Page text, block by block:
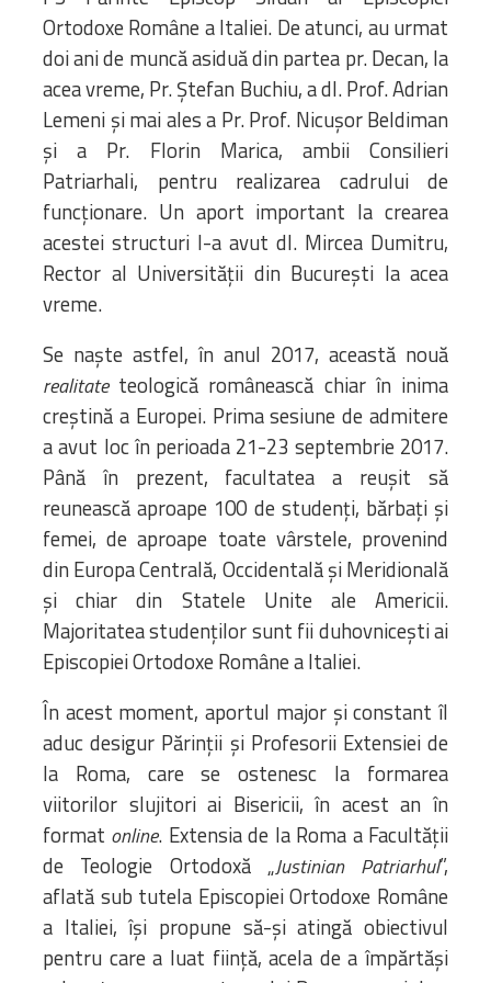
Ortodoxe Române a Italiei. De atunci, au urmat
doi ani de muncă asiduă din partea pr. Decan, la
acea vreme, Pr. Ștefan Buchiu, a dl. Prof. Adrian
Lemeni și mai ales a Pr. Prof. Nicușor Beldiman
și a Pr. Florin Marica, ambii Consilieri
Patriarhali, pentru realizarea cadrului de
funcționare. Un aport important la crearea
acestei structuri l-a avut dl. Mircea Dumitru,
Rector al Universității din București la acea
vreme.
Se naște astfel, în anul 2017, această nouă
realitate teologică românească chiar în inima
creștină a Europei. Prima sesiune de admitere
a avut loc în perioada 21-23 septembrie 2017.
Până în prezent, facultatea a reușit să
reunească aproape 100 de studenți, bărbați și
femei, de aproape toate vârstele, provenind
din Europa Centrală, Occidentală și Meridională
și chiar din Statele Unite ale Americii.
Majoritatea studenților sunt fii duhovnicești ai
Episcopiei Ortodoxe Române a Italiei.
În acest moment, aportul major și constant îl
aduc desigur Părinții și Profesorii Extensiei de
la Roma, care se ostenesc la formarea
viitorilor slujitori ai Bisericii, în acest an în
format online. Extensia de la Roma a Facultății
de Teologie Ortodoxă „Justinian Patriarhul”,
aflată sub tutela Episcopiei Ortodoxe Române
a Italiei, își propune să-și atingă obiectivul
pentru care a luat ființă, acela de a împărtăși